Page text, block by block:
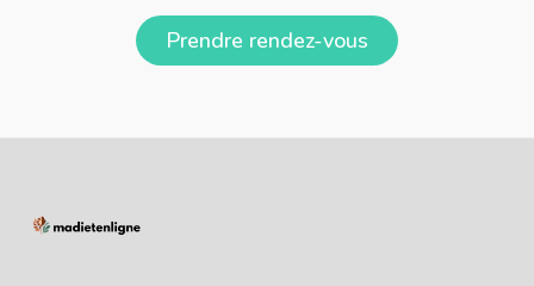
Prendre rendez-vous